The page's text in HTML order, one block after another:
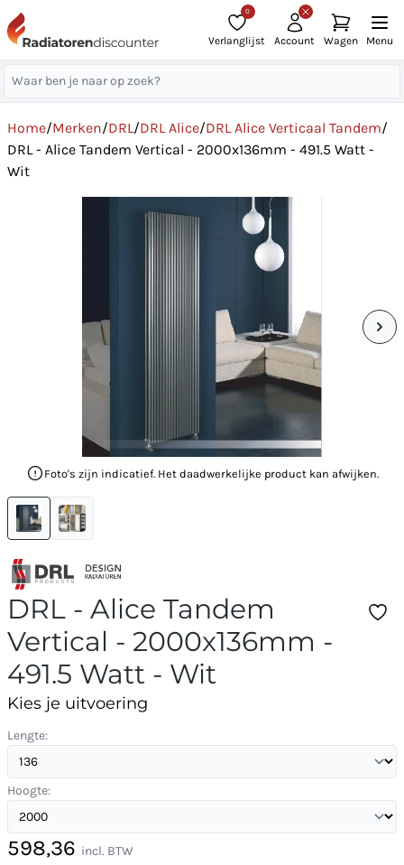
0
Verlanglijst Account Wagen Menu
Home/Merken/DRL/DRL Alice/DRL Alice Verticaal Tandem/
DRL - Alice Tandem Vertical - 2000x136mm - 491.5 Watt -
Wit
Foto's zijn indicatief. Het daadwerkelijke product kan afwijken.
DRL - Alice Tandem
Vertical - 2000x136mm -
491.5 Watt - Wit
Kies je uitvoering
Lengte:
Hoogte:
598,36 incl. BTW